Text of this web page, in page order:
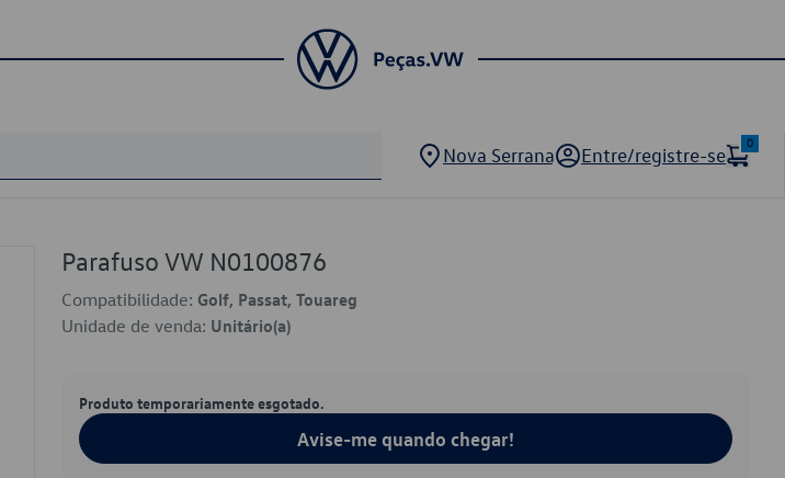
Nova Serrana Entre/registre-se
0
Parafuso VW N0100876
Compatibilidade: Golf, Passat, Touareg
Unidade de venda: Unitário(a)
Produto temporariamente esgotado.
Avise-me quando chegar!